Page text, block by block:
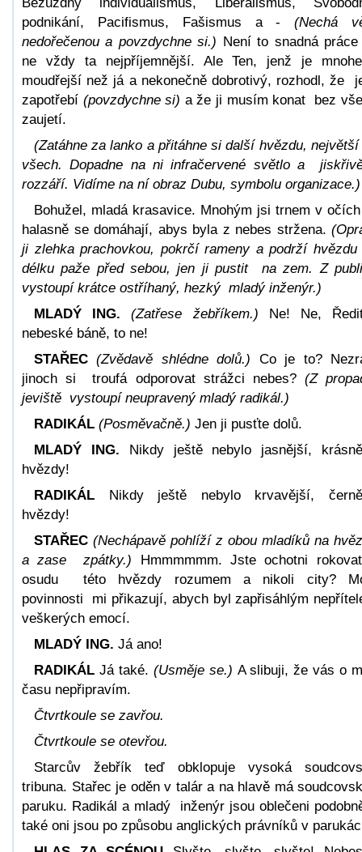
podnikání, Pacifismus, Fašismus a -(Nechá
nedořečenou a povzdychne si.) Není to snadná
ne vždy ta nejpříjemnější. Ale Ten, jenž je
moudřejší než já a nekonečně dobrotivý, rozhodl, že
zapotřebí (povzdychne si) a že ji musím konat bez
zaujetí.
(Zatáhne za lanko a přitáhne si další hvězdu, největší
všech. Dopadne na ni infračervené světlo a
rozzáří. Vidíme na ní obraz Dubu, symbolu organizace.)
Bohužel, mladá krasavice. Mnohým jsi trnem v
halasně se domáhají, abys byla z nebes stržena.
ji zlehka prachovkou, pokrčí rameny a podrží hvězdu
délku paže před sebou, jen ji pustit na zem. Z
vystoupí krátce ostříhaný, hezký mladý inženýr.)
MLADÝ ING.
(Zatřese žebříkem.) Ne! Ne,
nebeské báně, to ne!
STAŘEC(Zvědavě shlédne dolů.) Co je to?
jinoch si troufá odporovat strážci nebes? (Z
jeviště vystoupí neupravený mladý radikál.)
RADIKÁL (Posměvačně.) Jen ji pusťte dolů.
MLADÝ ING. Nikdy ještě nebylo jasnější,
hvězdy!
RADIKÁL Nikdy ještě nebylo krvavější,
hvězdy!
STAŘEC (Nechápavě pohlíží z obou mladíků na
a zase zpátky.) Hmmmmmm. Jste ochotni
osudu této hvězdy rozumem a nikoli city?
povinnosti mi přikazují, abych byl zapřisáhlým
veškerých emocí.
MLADÝ ING. Já ano!
RADIKÁL Já také. (Usměje se.) A slibuji, že vás o
času nepřipravím.
Čtvrtkoule se zavřou.
Čtvrtkoule se otevřou.
Starcův žebřík teď obklopuje vysoká
tribuna. Stařec je oděn v talár a na hlavě má
paruku. Radikál a mladý inženýr jsou oblečeni
také oni jsou po způsobu anglických právníků v